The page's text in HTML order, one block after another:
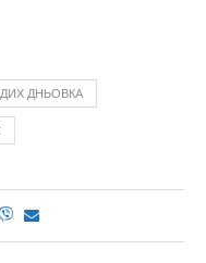
ДНЬОВКА